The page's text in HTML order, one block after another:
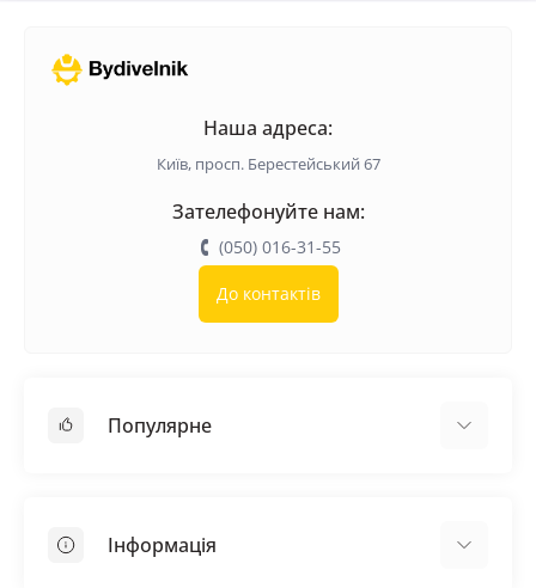
Наша адреса:
Київ, просп. Берестейський 67
Зателефонуйте нам:
(050) 016-31-55
До контактів
Популярне
Самовирівнююча суміш
Інформація